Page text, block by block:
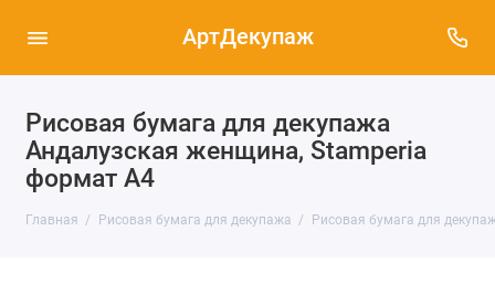
АртДекупаж
Рисовая бумага для декупажа
Андалузская женщина, Stamperia
формат А4
Главная Рисовая бумага для декупажа Рисовая бумага для